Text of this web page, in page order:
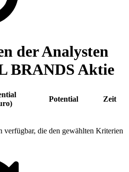
der Analysten
BRANDS Aktie
Potential Zeit
verfügbar, die den gewählten Kriterien